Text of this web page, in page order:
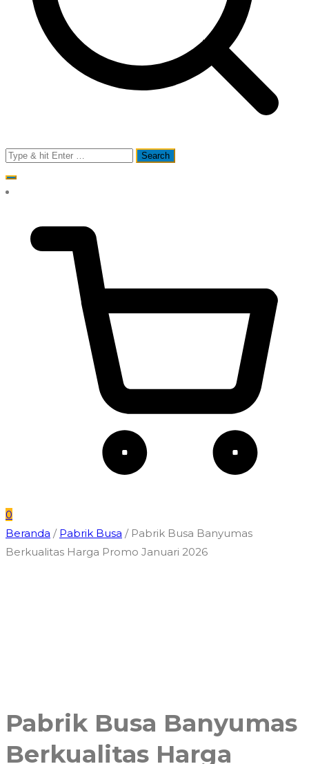
Search
for:
0
Beranda / Pabrik Busa / Pabrik Busa Banyumas
Berkualitas Harga Promo Januari 2026
Pabrik Busa Banyumas
Berkualitas Harga